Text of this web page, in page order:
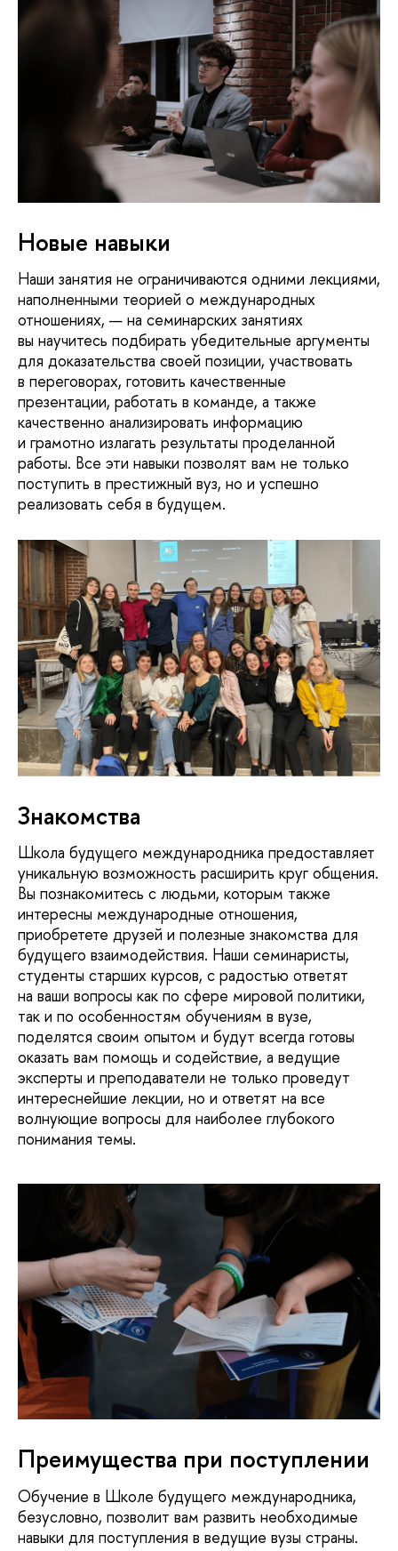
Новые навыки
Наши занятия не ограничиваются одними лекциями,
наполненными теорией о международных
отношениях, — на семинарских занятиях
вы научитесь подбирать убедительные аргументы
для доказательства своей позиции, участвовать
в переговорах, готовить качественные
презентации, работать в команде, а также
качественно анализировать информацию
и грамотно излагать результаты проделанной
работы. Все эти навыки позволят вам не только
поступить в престижный вуз, но и успешно
реализовать себя в будущем.
Знакомства
Школа будущего международника предоставляет
уникальную возможность расширить круг общения.
Вы познакомитесь с людьми, которым также
интересны международные отношения,
приобретете друзей и полезные знакомства для
будущего взаимодействия. Наши семинаристы,
студенты старших курсов, с радостью ответят
на ваши вопросы как по сфере мировой политики,
так и по особенностям обучениям в вузе,
поделятся своим опытом и будут всегда готовы
оказать вам помощь и содействие, а ведущие
эксперты и преподаватели не только проведут
интереснейшие лекции, но и ответят на все
волнующие вопросы для наиболее глубокого
понимания темы.
Преимущества при поступлении
Обучение в Школе будущего международника,
безусловно, позволит вам развить необходимые
навыки для поступления в ведущие вузы страны.